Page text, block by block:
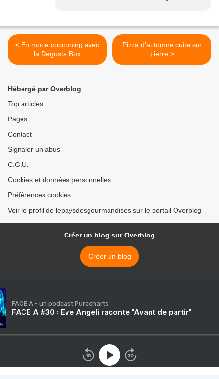
< En mode cocooning avec
la Degusta Box
Pizza d'automne cuite sur
pierre >
Hébergé par Overblog
Top articles
Pages
Contact
Signaler un abus
C.G.U.
Cookies et données personnelles
Préférences cookies
Voir le profil de lepaysdesgourmandises sur le portail Overblog
Créer un blog sur Overblog
Créer un blog
FACE A - un podcast Purecharts
FACE A #30 : Eve Angeli raconte "Avant de partir"